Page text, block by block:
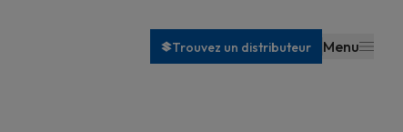
Trouvez un distributeur Menu